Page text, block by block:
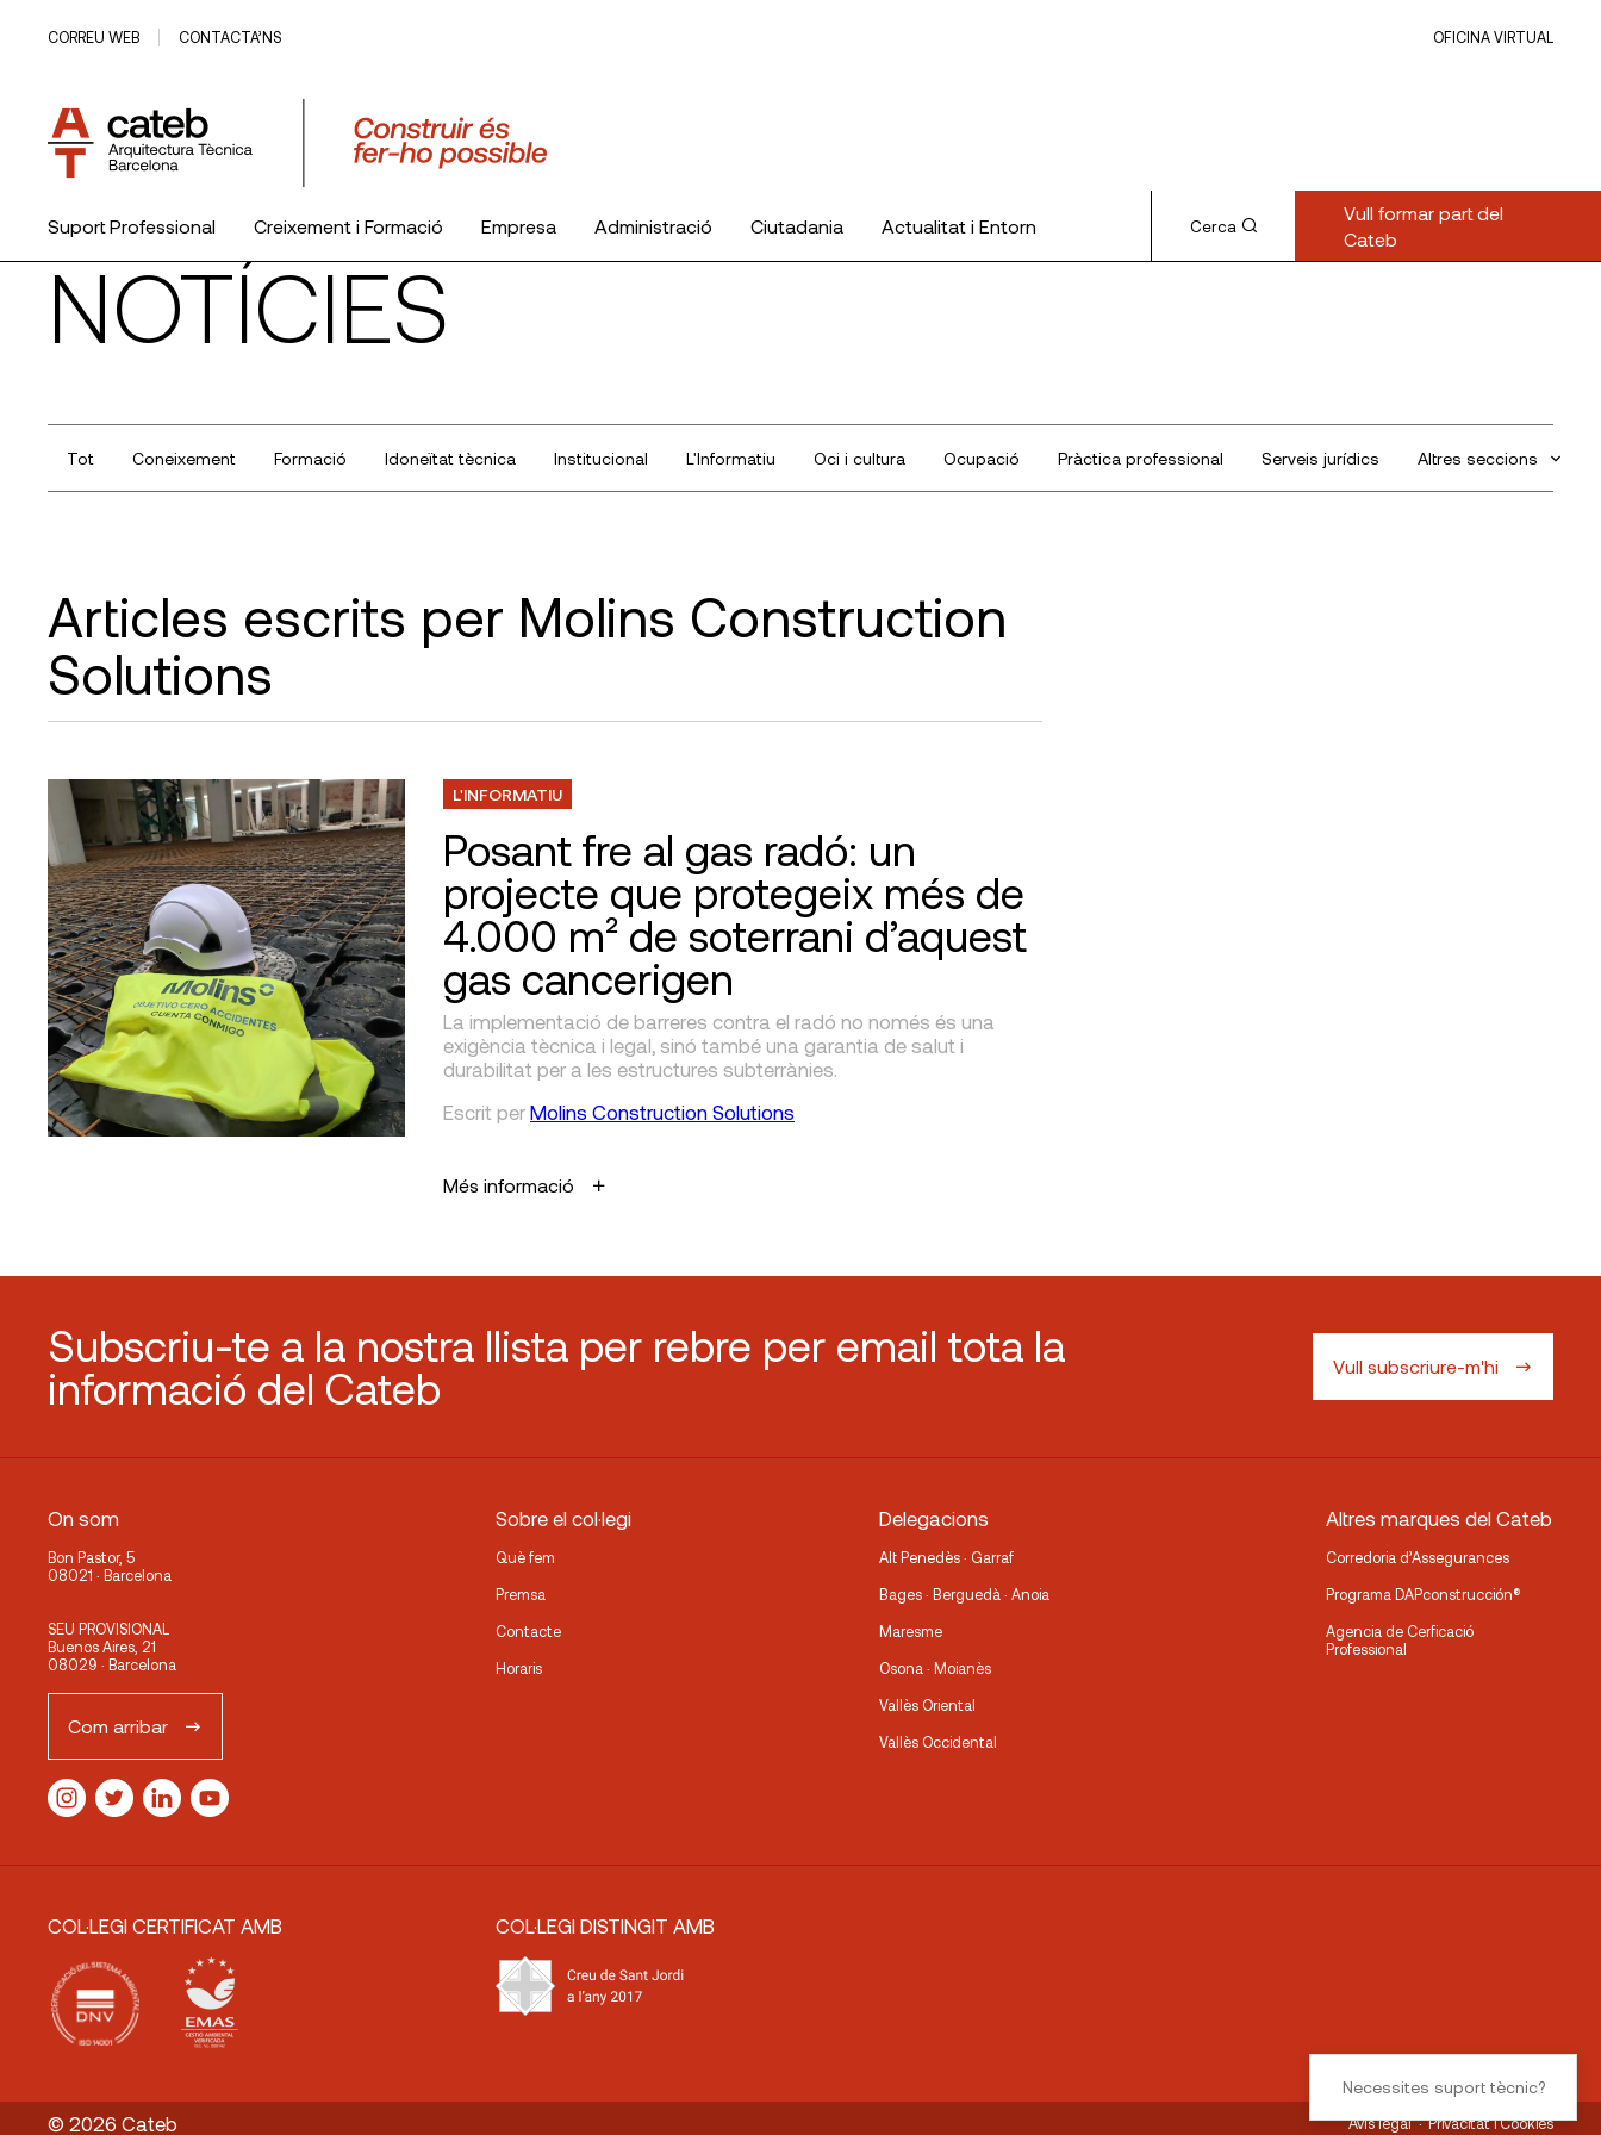
CORREU WEB CONTACTA’NS OFICINA VIRTUAL
Suport Professional Creixement i Formació Empresa Administració Ciutadania Actualitat i Entorn
El Col·legi
Cerca
Vull formar part del
Cateb
NOTÍCIES
Tot Coneixement Formació Idoneïtat tècnica Institucional L'Informatiu Oci i cultura Ocupació Pràctica professional Serveis jurídics Altres seccions
Articles escrits per Molins Construction
Solutions
L'INFORMATIU
Posant fre al gas radó: un
projecte que protegeix més de
4.000 m² de soterrani d’aquest
gas cancerigen
La implementació de barreres contra el radó no només és una
exigència tècnica i legal, sinó també una garantia de salut i
durabilitat per a les estructures subterrànies.
Escrit per Molins Construction Solutions
Més informació
Subscriu-te a la nostra llista per rebre per email tota la
informació del Cateb
Vull subscriure-m'hi
On som
Bon Pastor, 5
08021 · Barcelona
SEU PROVISIONAL
Buenos Aires, 21
08029 · Barcelona
Com arribar
Sobre el col·legi
Què fem
Premsa
Contacte
Horaris
Delegacions
Alt Penedès · Garraf
Bages · Berguedà · Anoia
Maresme
Osona · Moianès
Vallès Oriental
Vallès Occidental
Altres marques del Cateb
Corredoria d’Assegurances
Programa DAPconstrucción®
Agencia de Cerficació
Professional
COL·LEGI CERTIFICAT AMB COL·LEGI DISTINGIT AMB
© 2026 Cateb Avís legal Privacitat i Cookies
Necessites suport tècnic?